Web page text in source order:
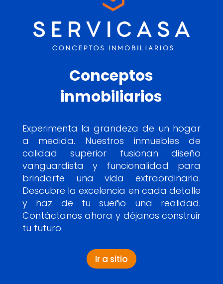
Conceptos
inmobiliarios
Experimenta la grandeza de un hogar
a medida. Nuestros inmuebles de
calidad superior fusionan diseño
vanguardista y funcionalidad para
brindarte una vida extraordinaria.
Descubre la excelencia en cada detalle
y haz de tu sueño una realidad.
Contáctanos ahora y déjanos construir
tu futuro.
Ir a sitio